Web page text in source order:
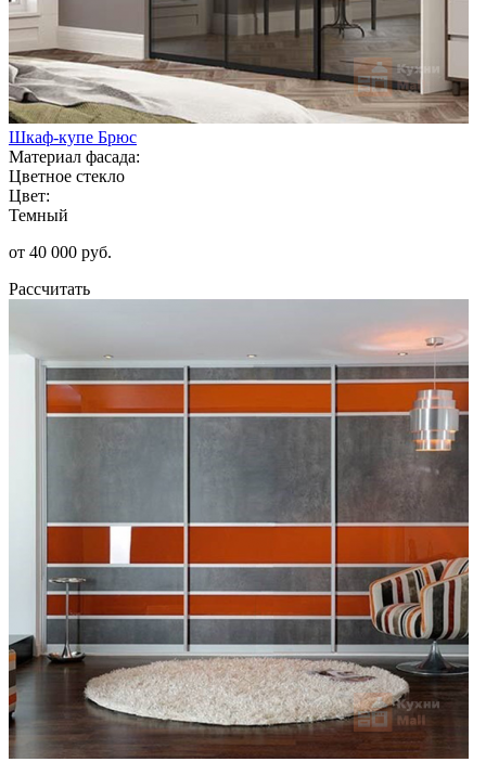
Шкаф-купе Брюс
Материал фасада:
Цветное стекло
Цвет:
Темный
от 40 000 руб.
Рассчитать